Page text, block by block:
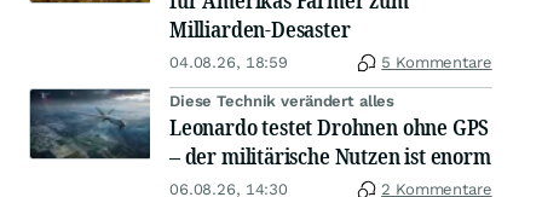
Milliarden-Desaster
04.08.26, 18:59 5 Kommentare
Diese Technik verändert alles
Leonardo testet Drohnen ohne GPS
– der militärische Nutzen ist enorm
06.08.26, 14:30 2 Kommentare